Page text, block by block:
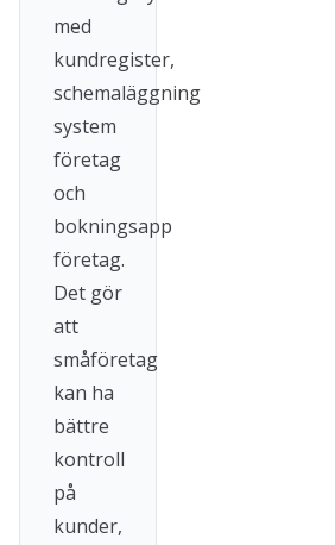
med
kundregister,
schemaläggning
system
företag
och
bokningsapp
företag.
Det gör
att
småföretag
kan ha
bättre
kontroll
på
kunder,